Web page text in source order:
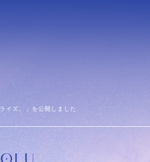
イズ。」を公開しました